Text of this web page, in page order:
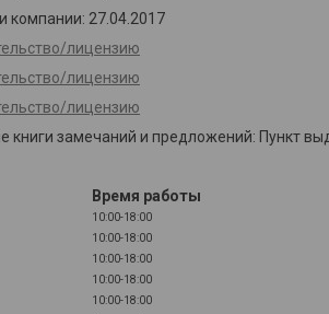
компании: 27.04.2017
лицензию
лицензию
лицензию
книги замечаний и предложений: Пункт
Время работы
10:00-18:00
10:00-18:00
10:00-18:00
10:00-18:00
10:00-18:00